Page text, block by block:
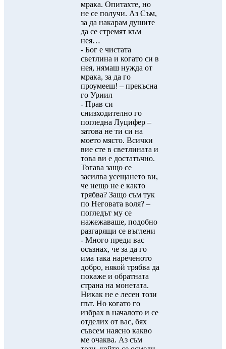
мрака. Опитахте, но
не се получи. Аз Съм,
за да накарам душите
да се стремят към
нея…
- Бог е чистата
светлина и когато си в
нея, нямаш нужда от
мрака, за да го
проумееш! – прекъсна
го Уриил
- Прав си –
снизходително го
погледна Луцифер –
затова не ти си на
моето място. Всички
вие сте в светлината и
това ви е достатъчно.
Тогава защо се
засилва усещането ви,
че нещо не е както
трябва? Защо съм тук
по Неговата воля? –
погледът му се
нажежаваше, подобно
разгарящи се въглени
- Много преди вас
осъзнах, че за да го
има така нареченото
добро, някой трябва да
покаже и обратната
страна на монетата.
Никак не е лесен този
път. Но когато го
избрах в началото и се
отделих от вас, бях
съвсем наясно какво
ме очаква. Аз съм